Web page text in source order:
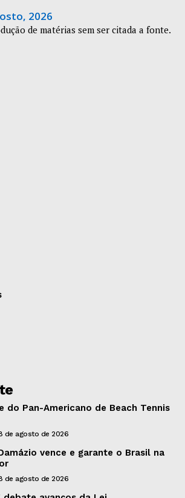
2026
de matérias sem ser citada a fonte.
do Pan-Americano de Beach Tennis
de agosto de 2026
vence e garante o Brasil na
de agosto de 2026